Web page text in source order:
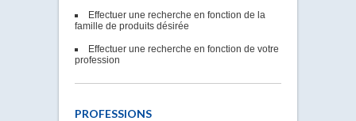
Effectuer une recherche en fonction de la
famille de produits désirée
Effectuer une recherche en fonction de votre
profession
PROFESSIONS